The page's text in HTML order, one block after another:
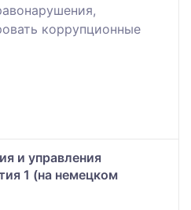
коррупционные
и управления
1 (на немецком